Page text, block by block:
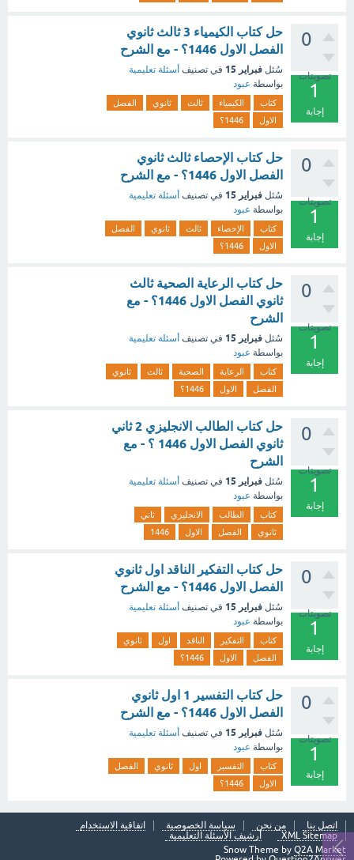
0
تصويتات
1
إجابة
حل كتاب الكيمياء 3 ثالث ثانوي
الفصل الاول 1446؟ - مع الشرح
سُئل فبراير 15 في تصنيف أسئلة تعليمية
بواسطة عبود
كتاب الكيمياء ثالث ثانوي
الفصل
الاول
1446؟
0
تصويتات
1
إجابة
حل كتاب الإحصاء ثالث ثانوي
الفصل الاول 1446؟ - مع الشرح
سُئل فبراير 15 في تصنيف أسئلة تعليمية
بواسطة عبود
كتاب الإحصاء ثالث ثانوي
الفصل
الاول
1446؟
0
تصويتات
1
إجابة
حل كتاب الرعاية الصحية ثالث
ثانوي الفصل الاول 1446؟ - مع
الشرح
سُئل فبراير 15 في تصنيف أسئلة تعليمية
بواسطة عبود
كتاب الرعاية الصحية ثالث
ثانوي
الفصل
الاول 1446؟
0
تصويتات
1
إجابة
حل كتاب الطالب الانجليزي 2 ثاني
ثانوي الفصل الاول 1446 ؟ - مع
الشرح
سُئل فبراير 15 في تصنيف أسئلة تعليمية
بواسطة عبود
كتاب الطالب الانجليزي
ثاني
ثانوي
الفصل الاول 1446
0
تصويتات
1
إجابة
حل كتاب التفكير الناقد اول ثانوي
الفصل الاول 1446؟ - مع الشرح
سُئل فبراير 15 في تصنيف أسئلة تعليمية
بواسطة عبود
كتاب التفكير الناقد اول
ثانوي
الفصل
الاول 1446؟
0
تصويتات
1
إجابة
حل كتاب التفسير 1 اول ثانوي
الفصل الاول 1446؟ - مع الشرح
سُئل فبراير 15 في تصنيف أسئلة تعليمية
بواسطة عبود
كتاب التفسير اول ثانوي
الفصل
الاول
1446؟
اتصل بنا من نحن سياسة الخصوصية
اتفاقية الاستخدام
XML Sitemap
أرشيف الأسئلة التعليمية
Snow Theme by Q2A Market